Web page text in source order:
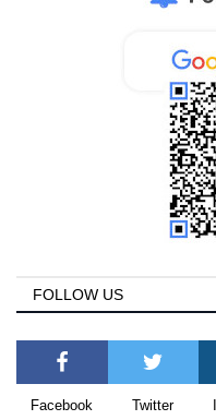
FOLLOW US
Facebook Twitter